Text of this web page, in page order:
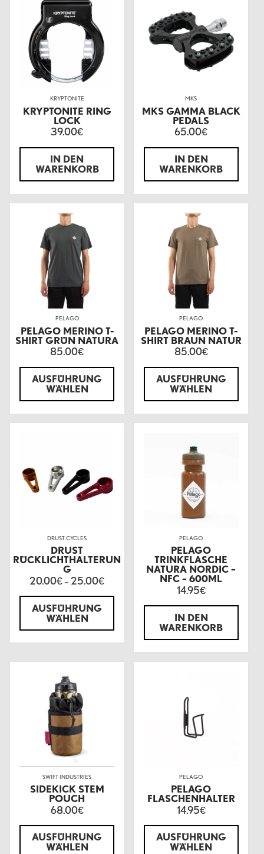
KRYPTONITE
KRYPTONITE RING
LOCK
39.00€
IN DEN
WARENKORB
MKS
MKS GAMMA BLACK
PEDALS
65.00€
IN DEN
WARENKORB
PELAGO
PELAGO MERINO T-
SHIRT GRÜN NATURA
85.00€
AUSFÜHRUNG
WÄHLEN
PELAGO
PELAGO MERINO T-
SHIRT BRAUN NATUR
85.00€
AUSFÜHRUNG
WÄHLEN
DRUST CYCLES
DRUST
RÜCKLICHTHALTERUN
G
20.00€–25.00€
AUSFÜHRUNG
WÄHLEN
PELAGO
PELAGO
TRINKFLASCHE
NATURA NORDIC –
NFC – 600ML
14.95€
IN DEN
WARENKORB
SWIFT INDUSTRIES
SIDEKICK STEM
POUCH
68.00€
AUSFÜHRUNG
WÄHLEN
PELAGO
PELAGO
FLASCHENHALTER
14.95€
AUSFÜHRUNG
WÄHLEN